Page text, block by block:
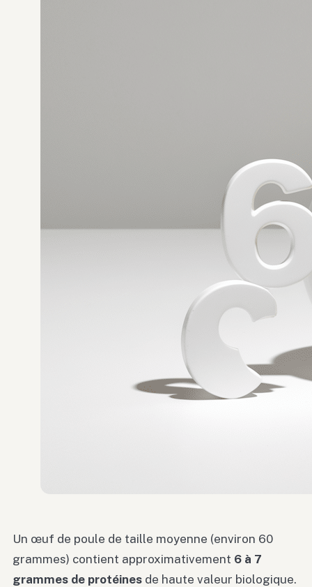
Un œuf de poule de taille moyenne (environ 60
grammes) contient approximativement 6 à 7
grammes de protéines de haute valeur biologique.